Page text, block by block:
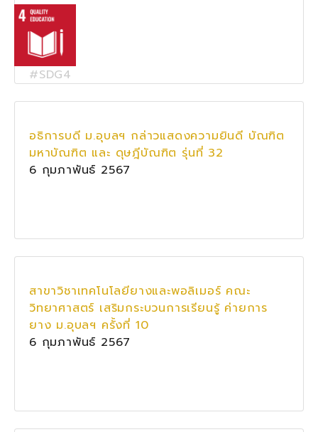
#SDG4
อธิการบดี ม.อุบลฯ กล่าวแสดงความยินดี บัณฑิต
มหาบัณฑิต และ ดุษฎีบัณฑิต รุ่นที่ 32
6 กุมภาพันธ์ 2567
สาขาวิชาเทคโนโลยียางและพอลิเมอร์ คณะ
วิทยาศาสตร์ เสริมกระบวนการเรียนรู้ ค่ายการ
ยาง ม.อุบลฯ ครั้งที่ 10
6 กุมภาพันธ์ 2567